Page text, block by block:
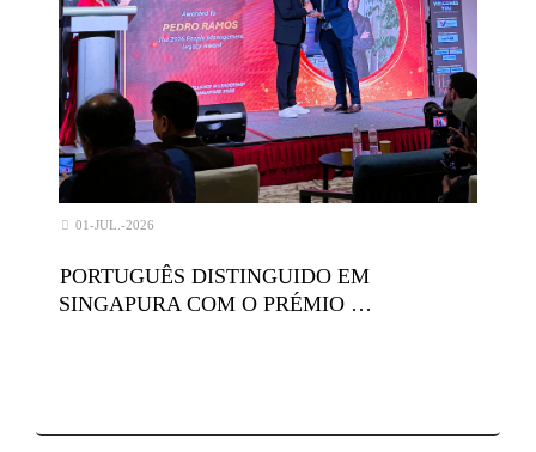
01-JUL.-2026
PORTUGUÊS DISTINGUIDO EM
SINGAPURA COM O PRÉMIO …